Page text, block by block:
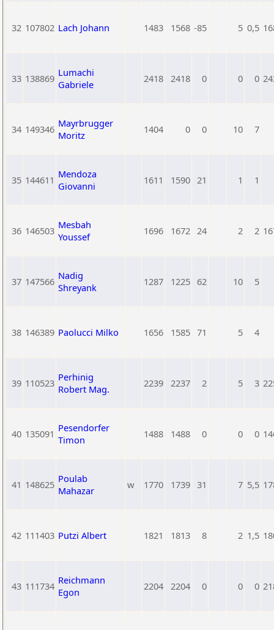
32 107802 Lach Johann 1483 1568 -85 5 0,5
33 138869 Lumachi
Gabriele
2418 2418 0 0 0
34 149346 Mayrbrugger
Moritz
1404 0 0 10 7
35 144611 Mendoza
Giovanni
1611 1590 21 1 1
36 146503 Mesbah
Youssef
1696 1672 24 2 2
37 147566 Nadig
Shreyank
1287 1225 62 10 5
38 146389 Paolucci Milko 1656 1585 71 5 4
39 110523 Perhinig
Robert Mag.
2239 2237 2 5 3
40 135091 Pesendorfer
Timon
1488 1488 0 0 0
41 148625 Poulab
Mahazar
w 1770 1739 31 7 5,5
42 111403 Putzi Albert 1821 1813 8 2 1,5
43 111734 Reichmann
Egon
2204 2204 0 0 0